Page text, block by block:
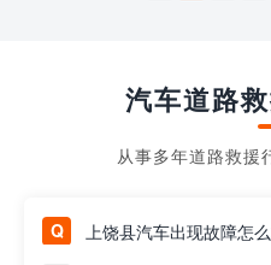
汽车道路
从事多年道路救援
上饶县汽车出现故障怎